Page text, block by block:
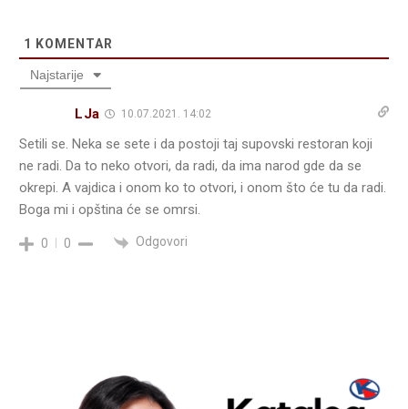
1 KOMENTAR
Najstarije
LJa 10.07.2021. 14:02
Setili se. Neka se sete i da postoji taj supovski restoran koji
ne radi. Da to neko otvori, da radi, da ima narod gde da se
okrepi. A vajdica i onom ko to otvori, i onom što će tu da radi.
Boga mi i opština će se omrsi.
0 0 Odgovori